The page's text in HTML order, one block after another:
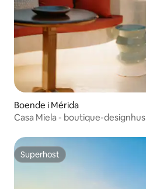
Boende i Mérida
Casa Miela - boutique-designhus
Superhost
Superhost